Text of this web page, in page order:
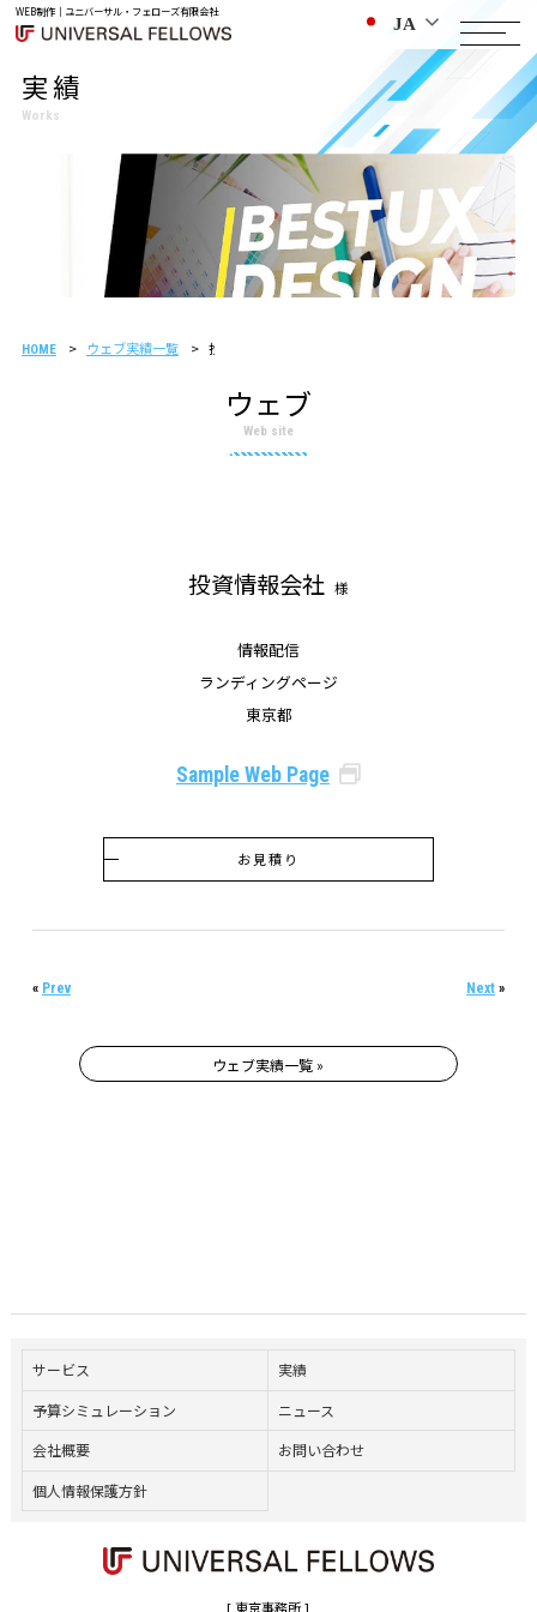
WEB制作｜ユニバーサル・フェローズ有限会社
実績
Works
HOME ウェブ実績一覧 投資情報会社様 制作事例
ウェブ
Web site
投資情報会社 様
情報配信
ランディングページ
東京都
Sample Web Page
お見積り
« Prev Next »
ウェブ実績一覧 »
サービス
実績
予算シミュレーション
ニュース
会社概要
お問い合わせ
個人情報保護方針
[ 東京事務所 ]
JA